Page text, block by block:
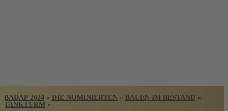
BADAP 2024 » DIE NOMINIERTEN » BAUEN IM BESTAND »
TANKTURM »